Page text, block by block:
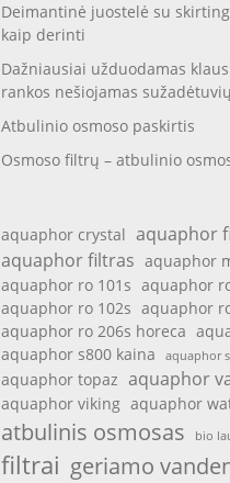
Deimantinė juostelė su
kaip derinti
Dažniausiai užduodamas
rankos nešiojamas
Atbulinio osmoso paskirtis
Osmoso filtrų – atbulinio
aquaphor crystal aquaphor
aquaphor filtras aquaphor
aquaphor ro 101s aquaphor
aquaphor ro 102s aquaphor
aquaphor ro 206s horeca
aquaphor s800 kaina
aquaphor
aquaphor topaz aquaphor
aquaphor viking aquaphor
atbulinis osmosas bio
filtrai geriamo